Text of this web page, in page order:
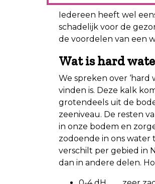
Iedereen heeft wel
schadelijk voor de
de voordelen van een
Wat is hard
We spreken over
vinden is. Deze kalk
grotendeels uit de
zeeniveau. De resten
in onze bodem en
zodoende in ons
verschilt per gebied in
dan in andere delen.